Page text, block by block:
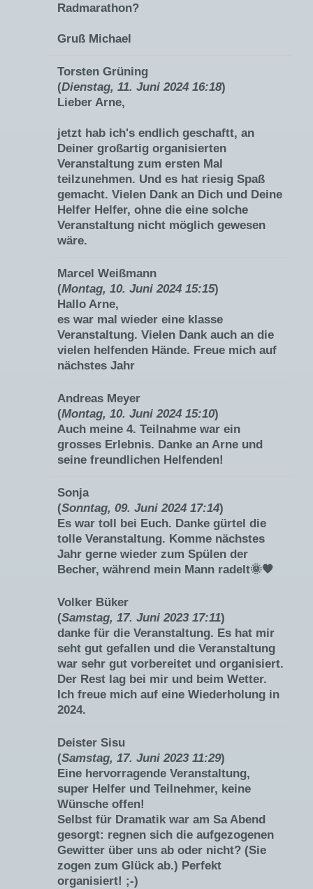
Radmarathon?
Gruß Michael
Torsten Grüning
(Dienstag, 11. Juni 2024 16:18)
Lieber Arne,
jetzt hab ich's endlich geschaftt, an
Deiner großartig organisierten
Veranstaltung zum ersten Mal
teilzunehmen. Und es hat riesig Spaß
gemacht. Vielen Dank an Dich und Deine
Helfer Helfer, ohne die eine solche
Veranstaltung nicht möglich gewesen
wäre.
Marcel Weißmann
(Montag, 10. Juni 2024 15:15)
Hallo Arne,
es war mal wieder eine klasse
Veranstaltung. Vielen Dank auch an die
vielen helfenden Hände. Freue mich auf
nächstes Jahr
Andreas Meyer
(Montag, 10. Juni 2024 15:10)
Auch meine 4. Teilnahme war ein
grosses Erlebnis. Danke an Arne und
seine freundlichen Helfenden!
Sonja
(Sonntag, 09. Juni 2024 17:14)
Es war toll bei Euch. Danke gürtel die
tolle Veranstaltung. Komme nächstes
Jahr gerne wieder zum Spülen der
Becher, während mein Mann radelt🌞🧡
Volker Büker
(Samstag, 17. Juni 2023 17:11)
danke für die Veranstaltung. Es hat mir
seht gut gefallen und die Veranstaltung
war sehr gut vorbereitet und organisiert.
Der Rest lag bei mir und beim Wetter.
Ich freue mich auf eine Wiederholung in
2024.
Deister Sisu
(Samstag, 17. Juni 2023 11:29)
Eine hervorragende Veranstaltung,
super Helfer und Teilnehmer, keine
Wünsche offen!
Selbst für Dramatik war am Sa Abend
gesorgt: regnen sich die aufgezogenen
Gewitter über uns ab oder nicht? (Sie
zogen zum Glück ab.) Perfekt
organisiert! ;-)